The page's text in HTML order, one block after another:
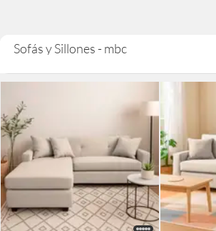
Sofás y Sillones - mbc